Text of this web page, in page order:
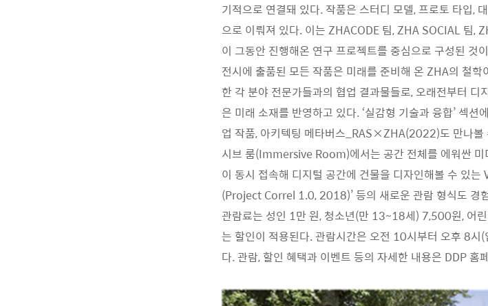
기적으로 연결돼 있다. 작품은 스터디 모델, 프로토 타입,
으로 이뤄져 있다. 이는 ZHACODE 팀, ZHA SOCIAL 팀,
이 그동안 진행해온 연구 프로젝트를 중심으로 구성된 것
전시에 출품된 모든 작품은 미래를 준비해 온 ZHA의 철
한 각 분야 전문가들과의 협업 결과물들로, 오래전부터 디
은 미래 소재를 반영하고 있다. ‘실감형 기술과 융합’ 섹
업 작품, 아키텍팅 메타버스_RAS×ZHA(2022)도 만나볼
시브 룸(Immersive Room)에서는 공간 전체를 에워싼
이 동시 접속해 디지털 공간에 건물을 디자인해볼 수 있는
(Project Correl 1.0, 2018)’ 등의 새로운 관람 형식도 경
관람료는 성인 1만 원, 청소년(만 13~18세) 7,500원, 어
는 할인이 적용된다. 관람시간은 오전 10시부터 오후 8시
다. 관람, 할인 혜택과 이벤트 등의 자세한 내용은 DDP